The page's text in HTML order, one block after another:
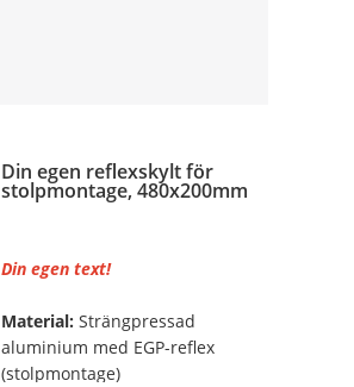
Din egen reflexskylt för
stolpmontage, 480x200mm
Din egen text!
Material: Strängpressad
aluminium med EGP-reflex
(stolpmontage)